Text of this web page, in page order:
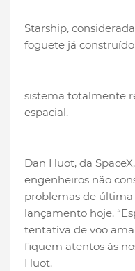
Starship,
foguete já
sistema totalmente
espacial.
Dan Huot, da
engenheiros não
problemas de
lançamento hoje.
tentativa de voo
fiquem atentos às
Huot.